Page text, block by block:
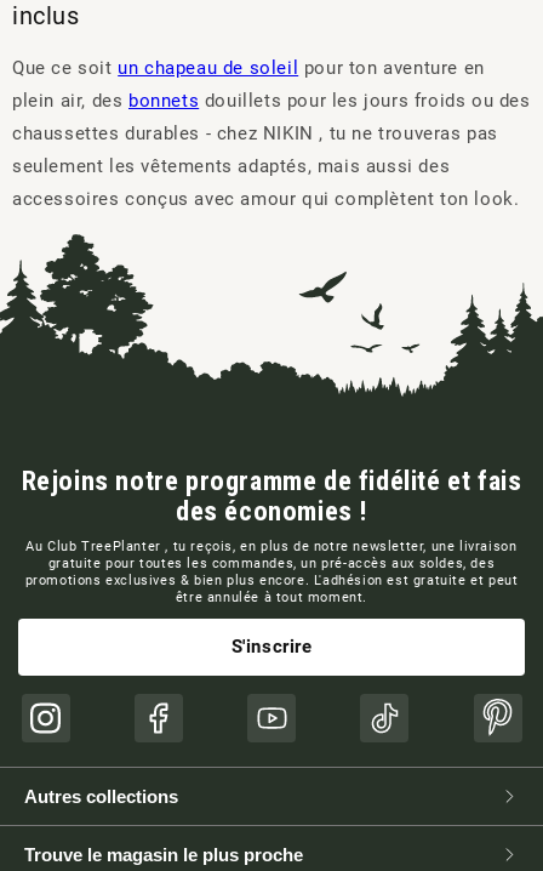
inclus
Que ce soit un chapeau de soleil
pour ton aventure en
plein air, des bonnets douillets pour les jours froids ou des
chaussettes durables - chez NIKIN , tu ne trouveras pas
seulement les vêtements adaptés, mais aussi des
accessoires conçus avec amour qui complètent ton look.
Rejoins notre programme de fidélité et fais
des économies !
Au Club TreePlanter , tu reçois, en plus de notre newsletter, une livraison
gratuite pour toutes les commandes, un pré-accès aux soldes, des
promotions exclusives & bien plus encore. L'adhésion est gratuite et peut
être annulée à tout moment.
S'inscrire
Instagram Facebook YouTube TikTok
Autres collections
Trouve le magasin le plus proche